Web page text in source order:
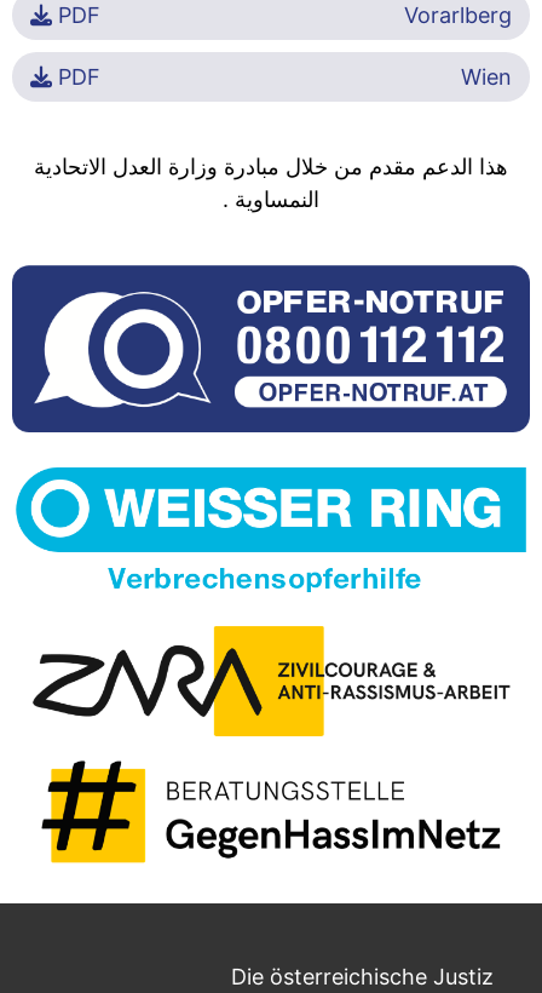
Vorarlberg
PDF
Wien
PDF
هذا الدعم مقدم من خلال مبادرة وزارة العدل الاتحادية
النمساوية .
Die österreichische Justiz